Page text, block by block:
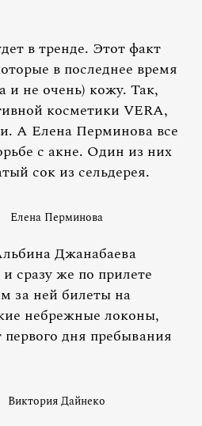
в тренде. Этот факт
в последнее время
и не очень) кожу. Так,
косметики VERA,
А Елена Перминова все
с акне. Один из них
сок из сельдерея.
Елена Перминова
Джанабаева
сразу же по прилете
за ней билеты на
небрежные локоны,
дня пребывания
Виктория Дайнеко